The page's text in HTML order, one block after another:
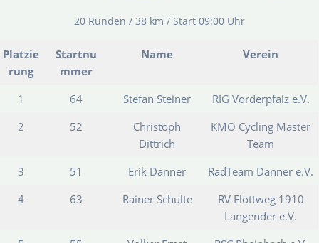
20 Runden / 38 km / Start 09:00 Uhr
Platzie
rung
Startnu
mmer
Name Verein
1 64 Stefan Steiner
RIG Vorderpfalz e.V.
2
52
Christoph
Dittrich
KMO Cycling Master
Team
3
51 Erik Danner
RadTeam Danner e.V.
4
63 Rainer Schulte
RV Flottweg 1910
Langender e.V.